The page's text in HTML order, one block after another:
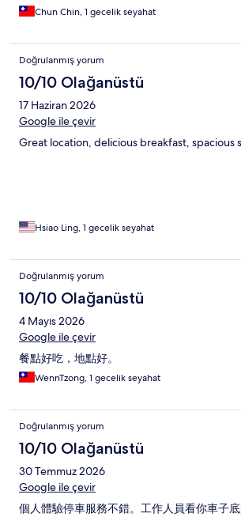
Chun Chin, 1 gecelik seyahat
Doğrulanmış yorum
10/10 Olağanüstü
17 Haziran 2026
Google ile çevir
Great location, delicious breakfast, spacious
Hsiao Ling, 1 gecelik seyahat
Doğrulanmış yorum
10/10 Olağanüstü
4 Mayıs 2026
Google ile çevir
餐點好吃，地點好。
WennTzong, 1 gecelik seyahat
Doğrulanmış yorum
10/10 Olağanüstü
30 Temmuz 2026
Google ile çevir
個人體驗停車服務不錯。工作人員看你車子